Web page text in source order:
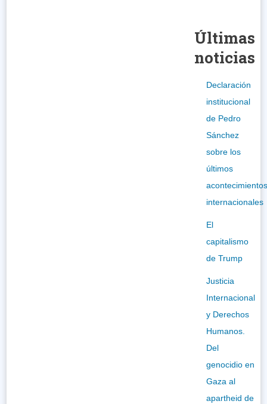
Últimas
noticias
Declaración
institucional
de Pedro
Sánchez
sobre los
últimos
internacionales
El
capitalismo
de Trump
Justicia
Internacional
y Derechos
Humanos.
Del
genocidio en
Gaza al
apartheid de